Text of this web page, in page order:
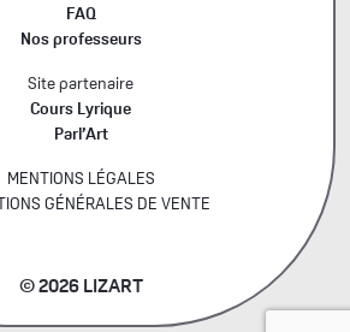
FAQ
Nos professeurs
Site partenaire
Cours Lyrique
Parl’Art
MENTIONS LÉGALES
GÉNÉRALES DE VENTE
© 2026 LIZART